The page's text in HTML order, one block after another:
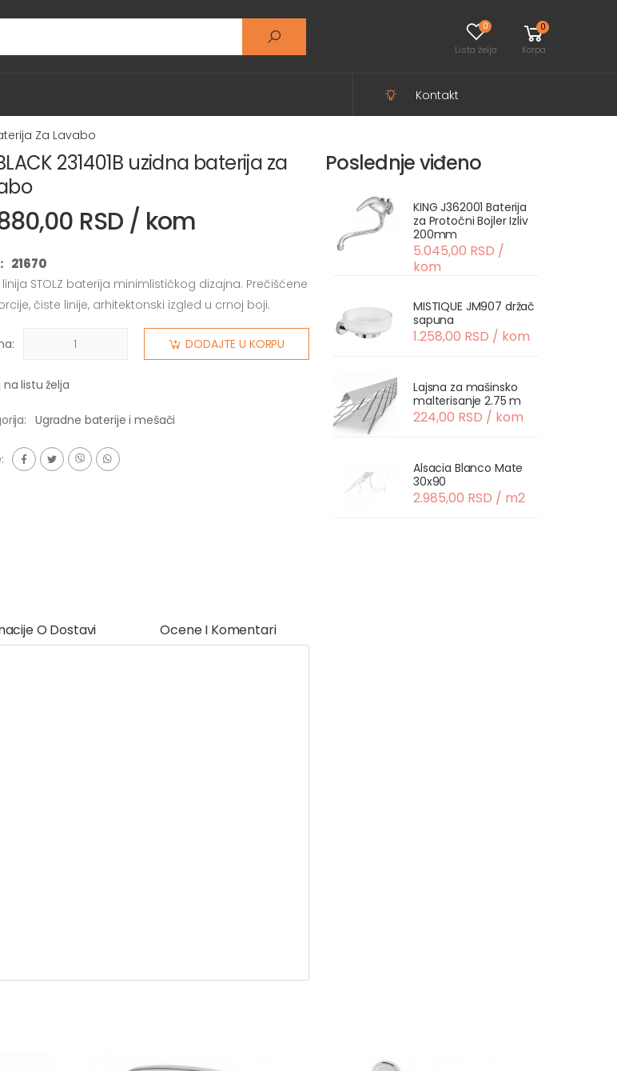
0
Lista želja
0
Korpa
Kontakt
Za Lavabo
231401B uzidna baterija za
RSD / kom
21670
STOLZ baterija minimlističkog dizajna. Prečišćene
čiste linije, arhitektonski izgled u crnoj boji.
DODAJTE U KORPU
na listu želja
Ugradne baterije i mešači
O Dostavi Ocene I Komentari
Poslednje viđeno
KING J362001 Baterija
za Protočni Bojler Izliv
200mm
5.045,00 RSD /
kom
MISTIQUE JM907 držač
sapuna
1.258,00 RSD / kom
Lajsna za mašinsko
malterisanje 2.75 m
224,00 RSD / kom
Alsacia Blanco Mate
30x90
2.985,00 RSD / m2